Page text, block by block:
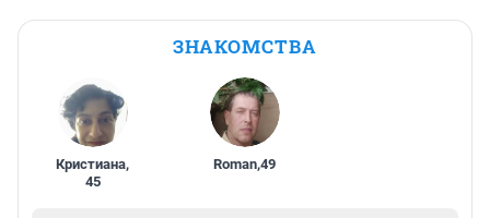
ЗНАКОМСТВА
Кристиана,
45
Roman,49